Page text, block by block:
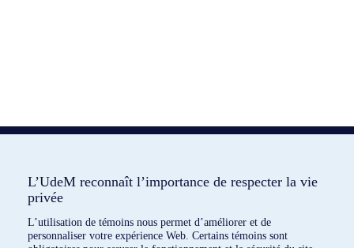
L’UdeM reconnaît l’importance de respecter la vie
privée
L’utilisation de témoins nous permet d’améliorer et de
personnaliser votre expérience Web. Certains témoins sont